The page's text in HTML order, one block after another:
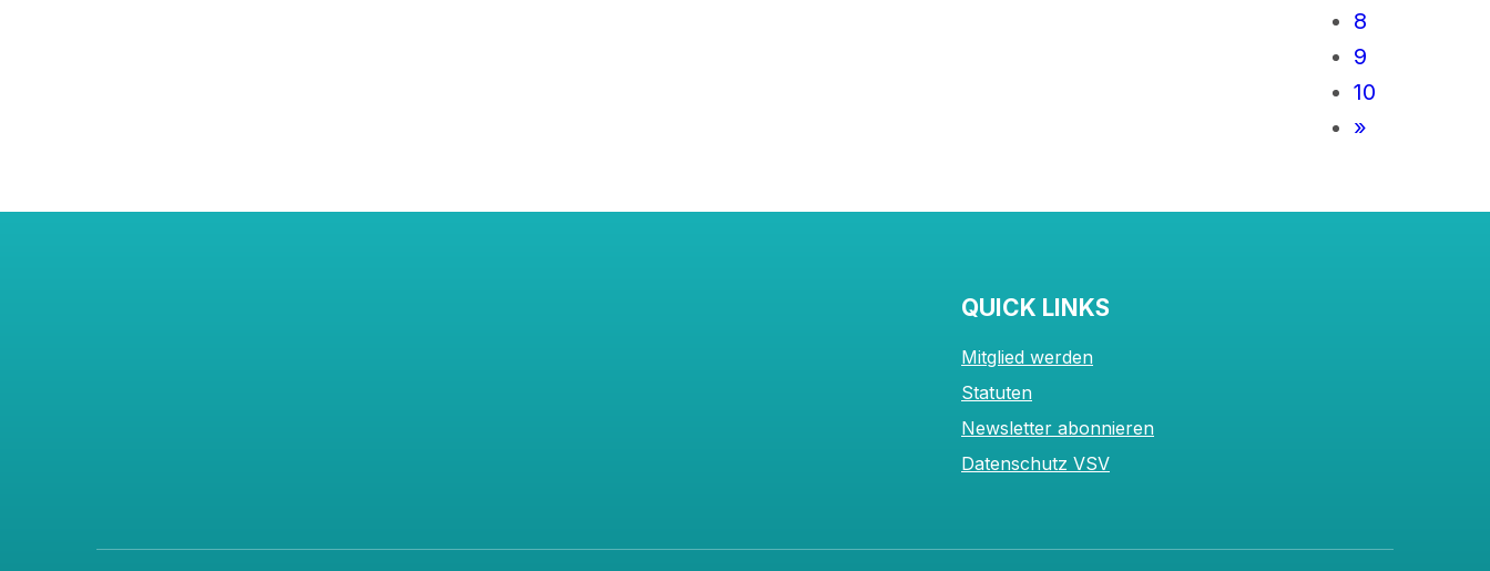
8
9
10
»
QUICK LINKS
Mitglied werden
Statuten
Newsletter abonnieren
Datenschutz VSV